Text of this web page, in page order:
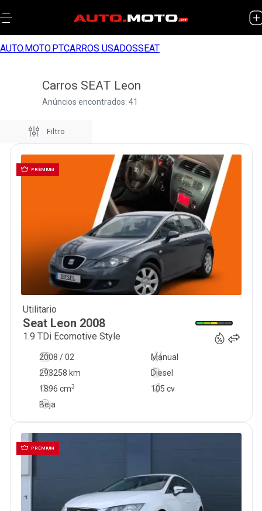
AUTO.MOTO.PTCARROS USADOSSEAT
Carros SEAT Leon
Anúncios encontrados: 41
Filtro
PRÉMIUM
Utilitario
Seat Leon 2008
1.9 TDi Ecomotive Style
2008 / 02
Manual
293258 km
105 cv
Diesel
1896 cm3
Beja
PRÉMIUM